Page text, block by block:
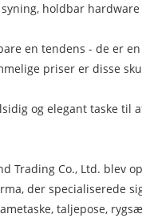
holdbar
en tendens - de er
priser er disse
og elegant taske til
Trading Co., Ltd. blev
der specialiserede
taljepose,